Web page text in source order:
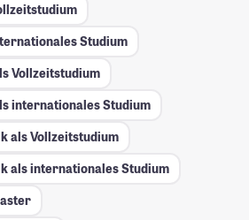
Studium
Vollzeitstudium
internationales Studium
als Vollzeitstudium
als internationales Studium